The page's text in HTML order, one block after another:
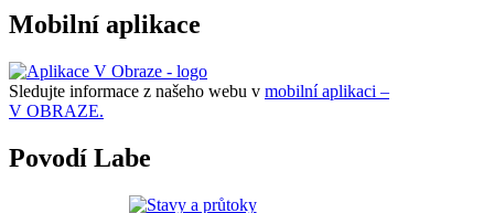
Mobilní aplikace
Sledujte informace z našeho webu v mobilní aplikaci –
V OBRAZE.
Povodí Labe